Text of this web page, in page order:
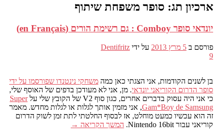
ארכיון תג: סופר משפחת שיתוף
יונדאי סופר Comboy : גם רשימת הורים (en Français)
פורסם ב 5 מרץ 2013 על ידי Dentifritz
9
בן לשנים הקודמות, אני הצגתי כאן כמה משחקי נינטנדו שפורסמו על ידי
סופר הדרום הקוריאני יונדאי. מן, אני לא מעודכן בדפים של האוסף שלי,
כי אני היה עסוק בדברים אחרים, כגון סוף V2 של הקובץ שלי על
Super
Gam*Boy de Samsung, אני מזמין אותך לגלות או לגלות מחדש. מאמר
זה הוא עכשיו כמעט מוחלט, אז לבסוף החלטתי לתת זמן לשוק הדרום
קוריאני עבור Nintendo 16bit.
המשך הקריאה →